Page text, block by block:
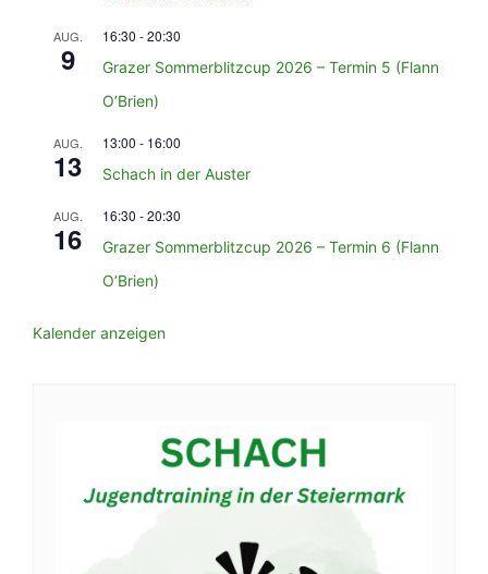
AUG.
9
16:30 -20:30
Grazer Sommerblitzcup 2026 – Termin 5 (Flann
O’Brien)
AUG.
13
13:00 - 16:00
Schach in der Auster
AUG.
16
16:30 -20:30
Grazer Sommerblitzcup 2026 – Termin 6 (Flann
O’Brien)
Kalender anzeigen